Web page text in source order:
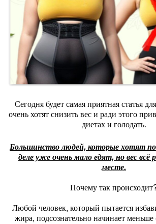
Сегодня будет самая приятная статья
очень хотят снизить вес и ради этого
диетах и голодать.
Большинство людей, которые хотят
деле уже очень мало едят, но вес всё
месте.
Почему так
Любой человек, который пытается
жира, подсознательно начинает меньше